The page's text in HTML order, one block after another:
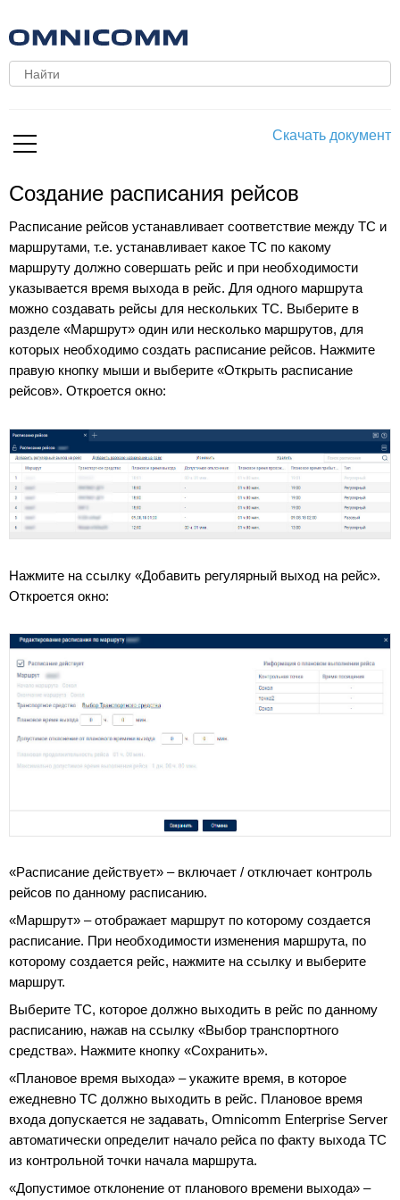
Скачать документ
Создание расписания рейсов
Расписание рейсов устанавливает соответствие между ТС и
маршрутами, т.е. устанавливает какое ТС по какому
маршруту должно совершать рейс и при необходимости
указывается время выхода в рейс. Для одного маршрута
можно создавать рейсы для нескольких ТС. Выберите в
разделе «Маршрут» один или несколько маршрутов, для
которых необходимо создать расписание рейсов. Нажмите
правую кнопку мыши и выберите «Открыть расписание
рейсов». Откроется окно:
Нажмите на ссылку «Добавить регулярный выход на рейс».
Откроется окно:
«Расписание действует» – включает / отключает контроль
рейсов по данному расписанию.
«Маршрут» – отображает маршрут по которому создается
расписание. При необходимости изменения маршрута, по
которому создается рейс, нажмите на ссылку и выберите
маршрут.
Выберите ТС, которое должно выходить в рейс по данному
расписанию, нажав на ссылку «Выбор транспортного
средства». Нажмите кнопку «Сохранить».
«Плановое время выхода» – укажите время, в которое
ежедневно ТС должно выходить в рейс. Плановое время
входа допускается не задавать, Omnicomm Enterprise Server
автоматически определит начало рейса по факту выхода ТС
из контрольной точки начала маршрута.
«Допустимое отклонение от планового времени выхода» –